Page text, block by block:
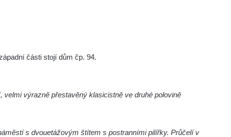
části stojí dům čp. 94.
výrazně přestavěný klasicistně ve druhé polovině
s dvouetážovým štítem s postranními pilířky. Průčelí v